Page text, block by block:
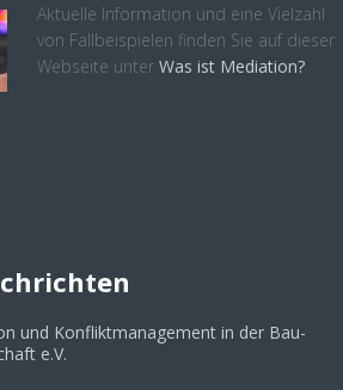
Aktuelle Information und eine Vielzahl
von Fallbeispielen finden Sie auf dieser
Webseite unter Was ist Mediation?
und Konfliktmanagement in der Bau-
e.V.